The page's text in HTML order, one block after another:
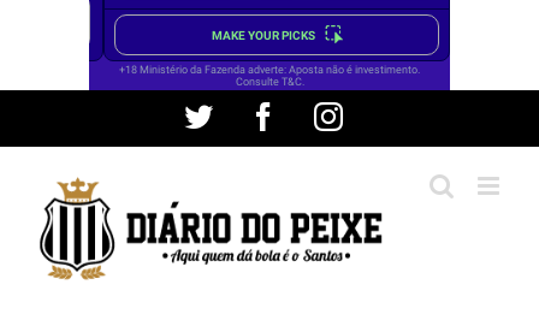
conteúdo
Twitter FacebookInstagram